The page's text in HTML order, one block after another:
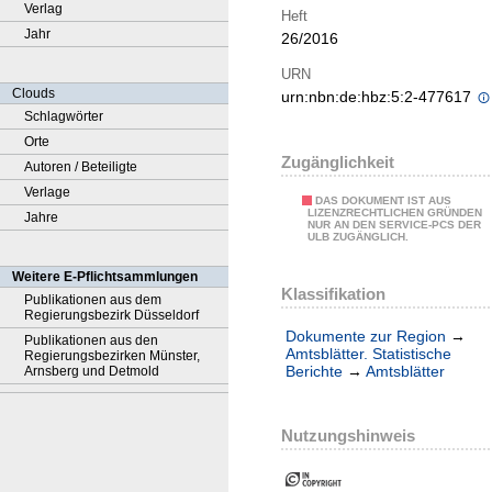
Verlag
Jahr
Clouds
Schlagwörter
Orte
Autoren / Beteiligte
Verlage
Jahre
Weitere E-Pflichtsammlungen
Publikationen aus dem
Regierungsbezirk Düsseldorf
Publikationen aus den
Regierungsbezirken Münster,
Arnsberg und Detmold
Heft
26/2016
URN
urn:nbn:de:hbz:5:2-477617
Zugänglichkeit
DAS DOKUMENT IST AUS
LIZENZRECHTLICHEN GRÜNDEN
NUR AN DEN SERVICE-PCS DER
ULB ZUGÄNGLICH.
Klassifikation
Dokumente zur Region →
Amtsblätter. Statistische
Berichte → Amtsblätter
Nutzungshinweis